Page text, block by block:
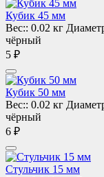
настил,
Для
пробка-
поставленными
пластичного и
элементов
ломаться при
Кубик 45 мм
Вес:: 0.02 кг
чёрный
5 ₽
Кубик 50 мм
Вес:: 0.02 кг
чёрный
6 ₽
Стульчик 15 мм